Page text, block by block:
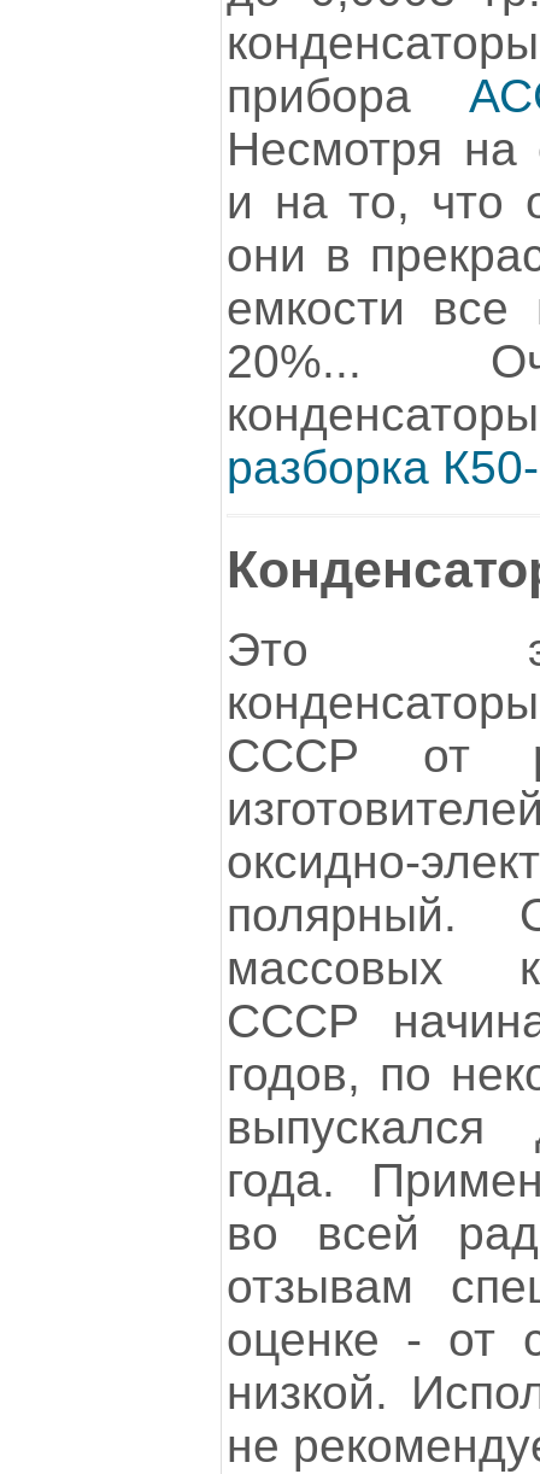
прибора
Несмотря на
и на то, что
они в
емкости
20%...
разборка
Это
СССР от
оксидно-
полярный.
массовых
СССР
годов, по
года.
во всей
отзывам
оценке - от
низкой.
не